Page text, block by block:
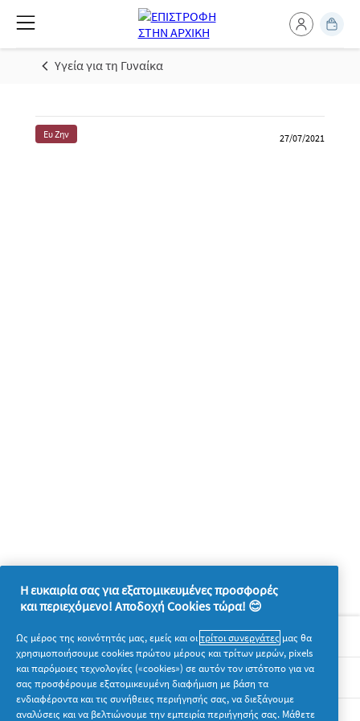
Υγεία για τη Γυναίκα
Ευ Ζην 27/07/2021
Σχετικά με την P&G
Νομικά
Η ευκαιρία σας για εξατομικευμένες προσφορές
και περιεχόμενο! Αποδοχή Cookies τώρα! 😊
Ως μέρος της κοινότητάς μας, εμείς και οιτρίτοι συνεργάτες μας θα
χρησιμοποιήσουμε cookies πρώτου μέρους και τρίτων μερών, pixels
και παρόμοιες τεχνολογίες («cookies») σε αυτόν τον ιστότοπο για να
σας προσφέρουμε εξατομικευμένη διαφήμιση με βάση τα
ενδιαφέροντα και τις συνήθειες περιήγησής σας, να διεξάγουμε
αναλύσεις και να βελτιώνουμε την εμπειρία περιήγησής σας. Μάθετε